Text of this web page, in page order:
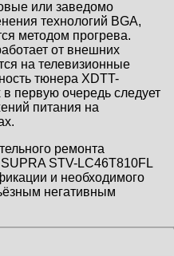
или заведомо
технологий BGA,
методом прогрева.
от внешних
на телевизионные
тюнера XDTT-
первую очередь следует
питания на
ремонта
STV-LC46T810FL
и необходимого
негативным